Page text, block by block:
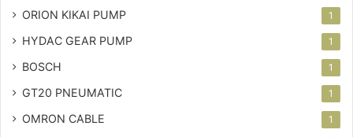
ORION KIKAI PUMP 1
HYDAC GEAR PUMP 1
BOSCH 1
GT20 PNEUMATIC 1
OMRON CABLE 1